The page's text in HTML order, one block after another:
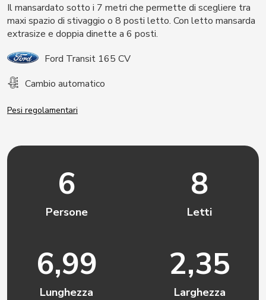
Il mansardato sotto i 7 metri che permette di scegliere tra
maxi spazio di stivaggio o 8 posti letto. Con letto mansarda
extrasize e doppia dinette a 6 posti.
Ford Transit 165 CV
Cambio automatico
Pesi regolamentari
6
Persone
8
Letti
6,99
Lunghezza
2,35
Larghezza